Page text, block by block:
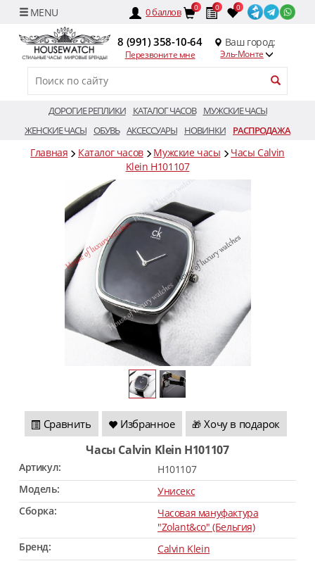
0баллов 0 0 0
8 (991) 358-10-64
Перезвоните мне
Ваш город:
Эль-Монте
ДОРОГИЕ РЕПЛИКИ КАТАЛОГ ЧАСОВ
МУЖСКИЕ ЧАСЫ
ЖЕНСКИЕ ЧАСЫ ОБУВЬ АКСЕССУАРЫ НОВИНКИ РАСПРОДАЖА
Главная Каталог часов Мужские часы
Часы Calvin
Klein H101107
Сравнить Избранное 🎁 Хочу в подарок
Часы Calvin Klein H101107
Артикул:
H101107
Модель:
Унисекс
Сборка:
Часовая мануфактура
"Zolant&co" (Бельгия)
Бренд:
Calvin Klein